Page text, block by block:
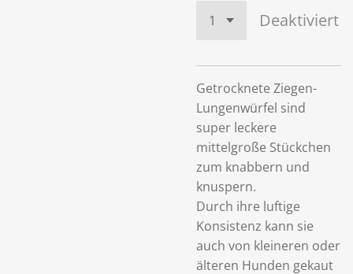
Deaktiviert
Getrocknete Ziegen-
Lungenwürfel sind
super leckere
mittelgroße Stückchen
zum knabbern und
knuspern.
Durch ihre luftige
Konsistenz kann sie
auch von kleineren oder
älteren Hunden gekaut